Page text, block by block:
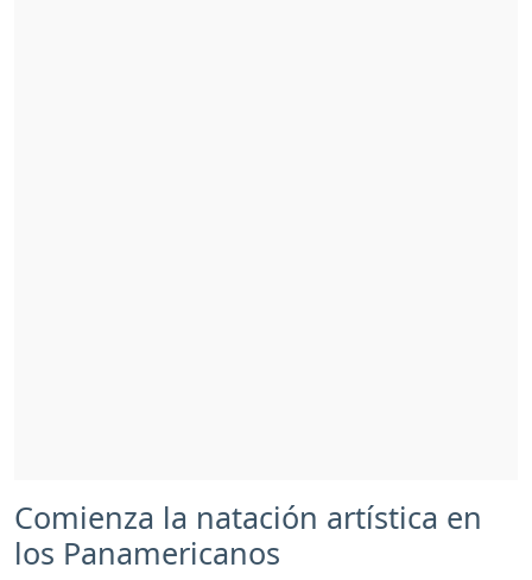
Comienza la natación artística en
los Panamericanos